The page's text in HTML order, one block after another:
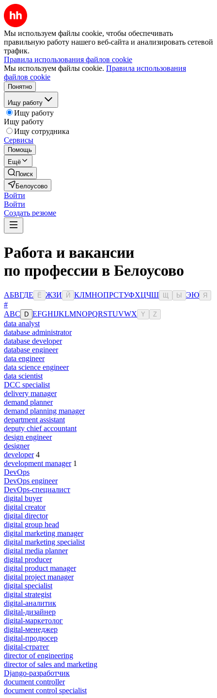
Мы используем файлы cookie, чтобы обеспечивать
правильную работу нашего веб-сайта и анализировать сетевой
трафик.
Правила использования файлов cookie
Мы используем файлы cookie. Правила использования
файлов cookie
Понятно
Ищу работу
Ищу работу
Ищу работу
Ищу сотрудника
Сервисы
Помощь
Ещё
Поиск
Белоусово
Войти
Войти
Создать резюме
Работа и вакансии
по профессии в Белоусово
АБВГДЕ Ё ЖЗИ Й КЛМНОПРСТУФХЦЧШ Ы ЭЮ Я
#
ABC D EFGHIJKLMNOPQRSTUVWX Y Z
data analyst
database administrator
database developer
database engineer
data engineer
data science engineer
data scientist
DCC specialist
delivery manager
demand planner
demand planning manager
department assistant
deputy chief accountant
design engineer
designer
developer 4
development manager 1
DevOps
DevOps engineer
DevOps-специалист
digital buyer
digital creator
digital director
digital group head
digital marketing manager
digital marketing specialist
digital media planner
digital producer
digital product manager
digital project manager
digital specialist
digital strategist
digital-аналитик
digital-дизайнер
digital-маркетолог
digital-менеджер
digital-продюсер
digital-стратег
director of engineering
director of sales and marketing
Django-разработчик
document controller
document control specialist